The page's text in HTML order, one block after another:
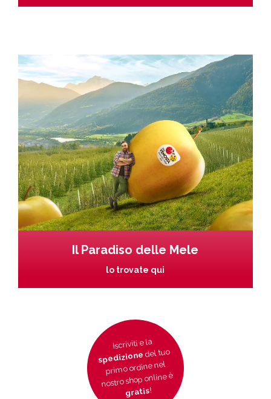
Il Paradiso delle Mele
lo trovate qui
Iscriviti e la
spedizionedel tuo
primo ordine nel
nostro shop online è
gratis!